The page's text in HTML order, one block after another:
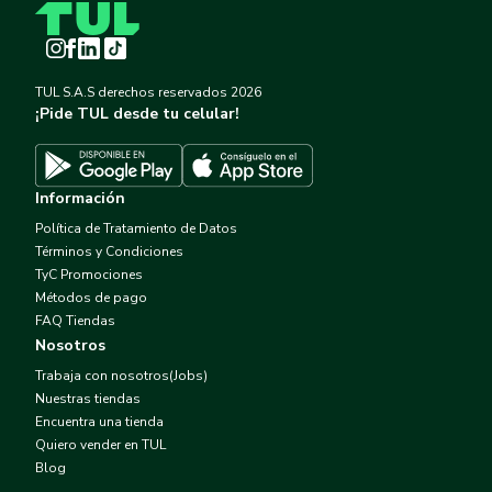
Instagram
Facebook
LinkedInTikTok
TUL S.A.S derechos reservados 2026
¡Pide TUL desde tu celular!
Descargar TUL en Google Play
Información
Política de Tratamiento de Datos
Términos y Condiciones
TyC Promociones
Métodos de pago
FAQ Tiendas
Nosotros
Trabaja con nosotros(Jobs)
Nuestras tiendas
Encuentra una tienda
Quiero vender en TUL
Blog